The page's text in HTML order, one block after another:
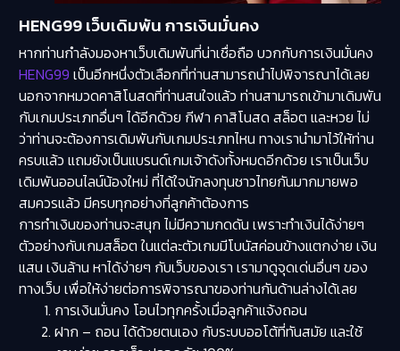
HENG99 เว็บเดิมพัน การเงินมั่นคง
หากท่านกำลังมองหาเว็บเดิมพันที่น่าเชื่อถือ บวกกับการเงินมั่นคง
HENG99 เป็นอีกหนึ่งตัวเลือกที่ท่านสามารถนำไปพิจารณาได้เลย
นอกจากหมวดคาสิโนสดที่ท่านสนใจแล้ว ท่านสามารถเข้ามาเดิมพัน
กับเกมประเภทอื่นๆ ได้อีกด้วย กีฬา คาสิโนสด สล็อต และหวย ไม่
ว่าท่านจะต้องการเดิมพันกับเกมประเภทไหน ทางเรานำมาไว้ให้ท่าน
ครบแล้ว แถมยังเป็นแบรนด์เกมเจ้าดังทั้งหมดอีกด้วย เราเป็นเว็บ
เดิมพันออนไลน์น้องใหม่ ที่ได้ใจนักลงทุนชาวไทยกันมากมายพอ
สมควรแล้ว มีครบทุกอย่างที่ลูกค้าต้องการ
การทำเงินของท่านจะสนุก ไม่มีความกดดัน เพราะทำเงินได้ง่ายๆ
ตัวอย่างกับเกมสล็อต ในแต่ละตัวเกมมีโบนัสค่อนข้างแตกง่าย เงิน
แสน เงินล้าน หาได้ง่ายๆ กับเว็บของเรา เรามาดูจุดเด่นอื่นๆ ของ
ทางเว็บ เพื่อให้ง่ายต่อการพิจารณาของท่านกันด้านล่างได้เลย
การเงินมั่นคง โอนไวทุกครั้งเมื่อลูกค้าแจ้งถอน
ฝาก – ถอน ได้ด้วยตนเอง กับระบบออโต้ที่ทันสมัย และใช้